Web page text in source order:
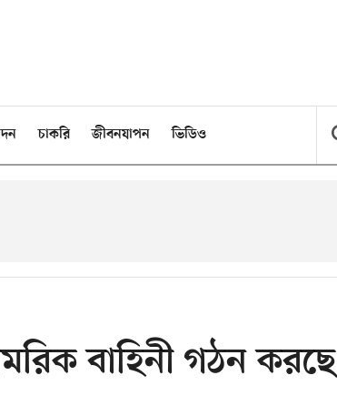
চাকরি জীবনযাপন ভিডিও
বাহিনী গঠন করছে